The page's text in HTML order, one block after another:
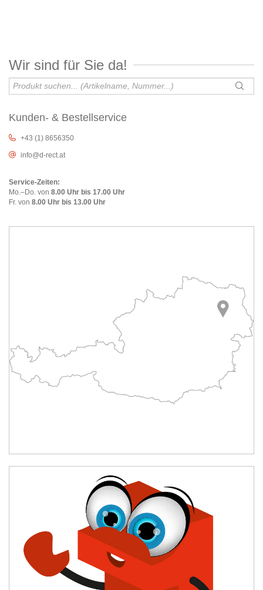
Wir sind für Sie da!
Kunden- & Bestellservice
+43 (1) 8656350
info@d-rect.at
Service-Zeiten:
Mo.–Do. von 8.00 Uhr bis 17.00 Uhr
Fr. von 8.00 Uhr bis 13.00 Uhr